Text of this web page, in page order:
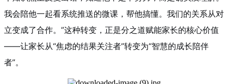
我会陪他一起看系统推送的微课，帮他搞懂。我们的关系从对
立变成了合作。”这种转变，正是分之道赋能家长的核心价值
——让家长从“焦虑的结果关注者”转变为“智慧的成长陪伴
者”。